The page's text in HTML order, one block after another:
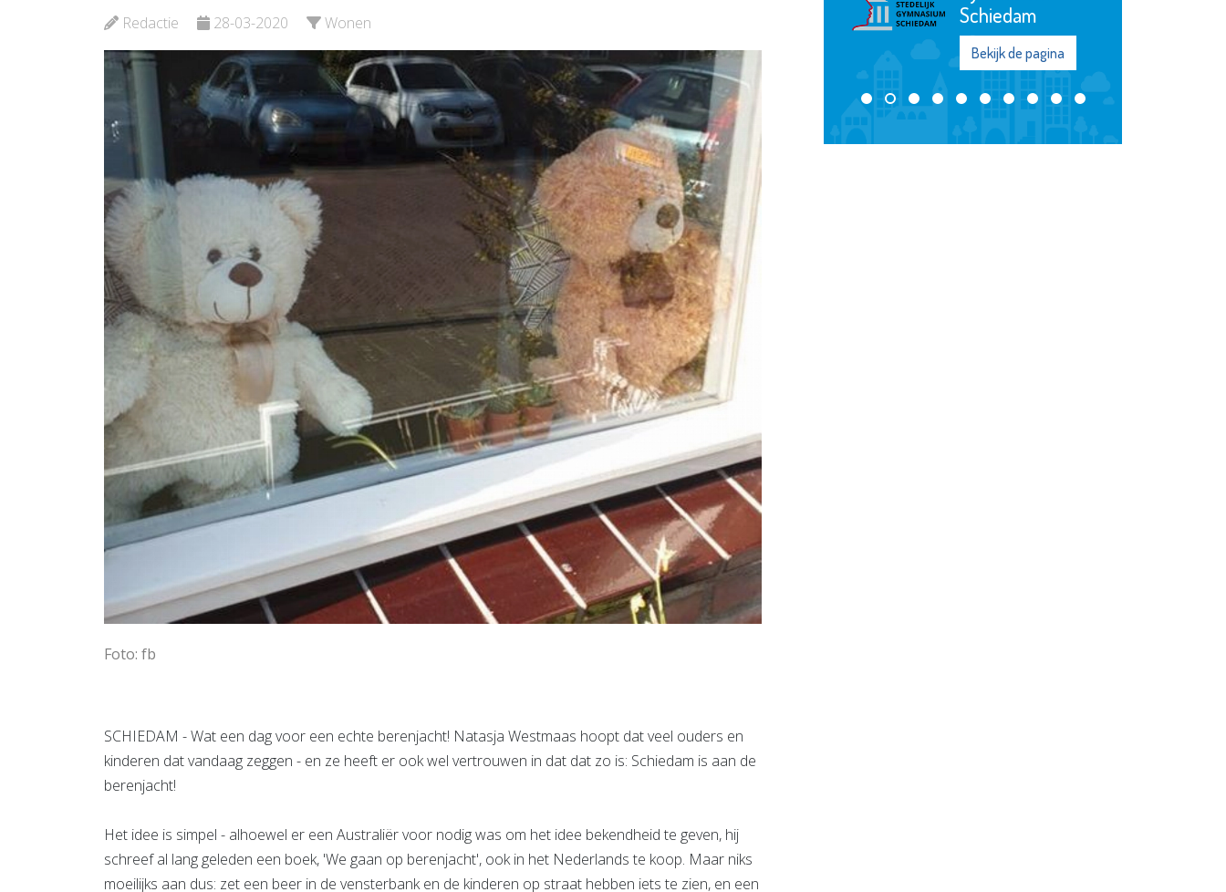
Redactie 28-03-2020 Wonen
Foto: fb
SCHIEDAM - Wat een dag voor een echte berenjacht! Natasja Westmaas hoopt dat veel ouders en
kinderen dat vandaag zeggen - en ze heeft er ook wel vertrouwen in dat dat zo is: Schiedam is aan de
berenjacht!
Het idee is simpel - alhoewel er een Australiër voor nodig was om het idee bekendheid te geven, hij
schreef al lang geleden een boek, 'We gaan op berenjacht', ook in het Nederlands te koop. Maar niks
moeilijks aan dus: zet een beer in de vensterbank en de kinderen op straat hebben iets te zien, en een
Bekijk de pagina
Bekijk de pagina
Bekijk de pagina